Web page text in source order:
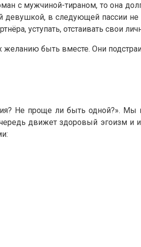
мужчиной-тираном, то она
в следующей пассии
уступать, отстаивать свои
быть вместе. Они
Не проще ли быть одной?».
движет здоровый эгоизм и